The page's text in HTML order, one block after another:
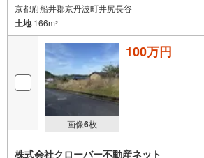
京都府船井郡京丹波町井尻長谷
土地166m2
画像6枚
100万円
株式会社クローバー不動産ネット